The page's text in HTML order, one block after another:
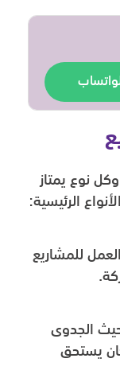
وكل نوع يمتاز
الرئيسية:
للمشاريع
الجدوى
كان يستحق